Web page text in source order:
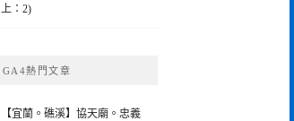
上：2)
GA4熱門文章
【宜蘭。礁溪】協天廟。忠義